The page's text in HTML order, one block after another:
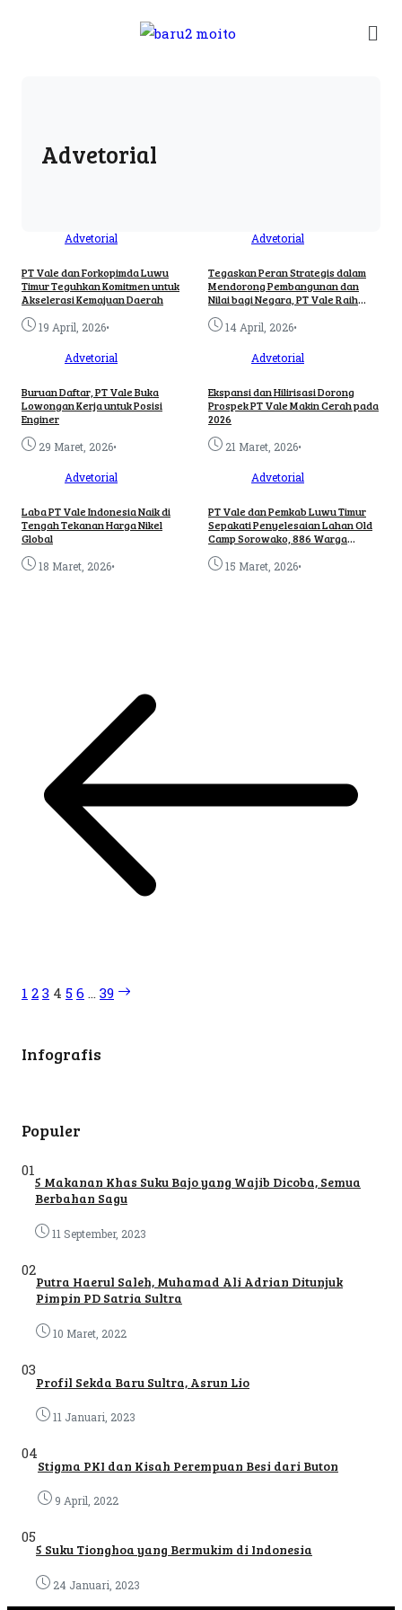
Advetorial
Advetorial
PT Vale dan Forkopimda Luwu
Timur Teguhkan Komitmen untuk
Akselerasi Kemajuan Daerah
19 April, 2026•
Advetorial
Tegaskan Peran Strategis dalam
Mendorong Pembangunan dan
Nilai bagi Negara, PT Vale Raih
Sulawesi Tengah
14 April, 2026•
Advetorial
Buruan Daftar, PT Vale Buka
Lowongan Kerja untuk Posisi
Enginer
29 Maret, 2026•
Advetorial
Ekspansi dan Hilirisasi Dorong
Prospek PT Vale Makin Cerah pada
2026
21 Maret, 2026•
Advetorial
Laba PT Vale Indonesia Naik di
Tengah Tekanan Harga Nikel
Global
18 Maret, 2026•
Advetorial
PT Vale dan Pemkab Luwu Timur
Sepakati Penyelesaian Lahan Old
Camp Sorowako, 886 Warga
15 Maret, 2026•
1 2 3 4 5 6 … 39
Infografis
Populer
01
5 Makanan Khas Suku Bajo yang Wajib Dicoba, Semua
Berbahan Sagu
11 September, 2023
02
Putra Haerul Saleh, Muhamad Ali Adrian Ditunjuk
Pimpin PD Satria Sultra
10 Maret, 2022
03
Profil Sekda Baru Sultra, Asrun Lio
11 Januari, 2023
04
Stigma PKI dan Kisah Perempuan Besi dari Buton
9 April, 2022
05
5 Suku Tionghoa yang Bermukim di Indonesia
24 Januari, 2023